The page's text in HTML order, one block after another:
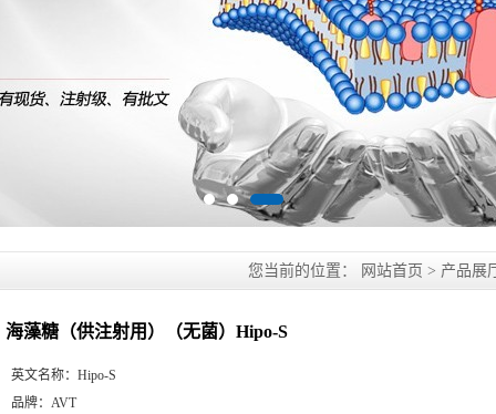
您当前的位置： 网站首页 > 产品展
海藻糖（供注射用）（无菌）Hipo-S
英文名称： Hipo-S
品牌： AVT